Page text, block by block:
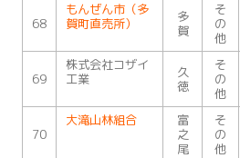
68
もんぜん市（多
賀町直売所）
多
賀
そ
の
他
69
株式会社コザイ
工業
久
徳
そ
の
他
70
大滝山林組合
富
之
尾
そ
の
他